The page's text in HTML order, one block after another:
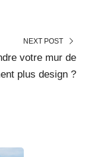
NEXT POST
votre mur de
plus design ?